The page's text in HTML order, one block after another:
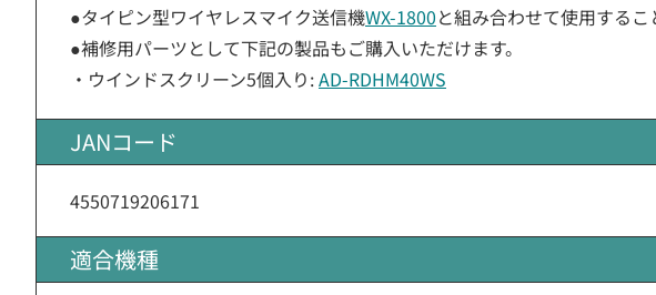
●タイピン型ワイヤレスマイク送信機WX-1800と組み合わせて使用する
●補修用パーツとして下記の製品もご購入いただけます。
・ウインドスクリーン5個入り:AD-RDHM40WS
JANコード
4550719206171
適合機種